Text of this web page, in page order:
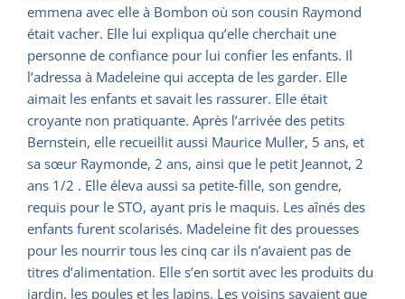
emmena avec elle à Bombon où son cousin Raymond
était vacher. Elle lui expliqua qu’elle cherchait une
personne de confiance pour lui confier les enfants. Il
l’adressa à Madeleine qui accepta de les garder. Elle
aimait les enfants et savait les rassurer. Elle était
croyante non pratiquante. Après l’arrivée des petits
Bernstein, elle recueillit aussi Maurice Muller, 5 ans, et
sa sœur Raymonde, 2 ans, ainsi que le petit Jeannot, 2
ans 1/2 . Elle éleva aussi sa petite-fille, son gendre,
requis pour le STO, ayant pris le maquis. Les aînés des
enfants furent scolarisés. Madeleine fit des prouesses
pour les nourrir tous les cinq car ils n’avaient pas de
titres d’alimentation. Elle s’en sortit avec les produits du
jardin, les poules et les lapins. Les voisins savaient que